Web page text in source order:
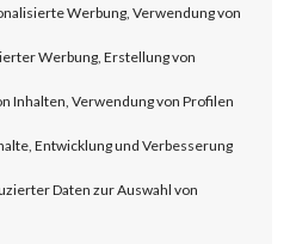
Werbung, Verwendung von
Werbung, Erstellung von
Inhalten, Verwendung von Profilen
Entwicklung und Verbesserung
Daten zur Auswahl von